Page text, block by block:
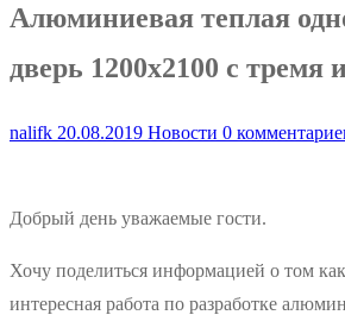
Алюминиевая теплая
дверь 1200х2100 с тремя
nalifk 20.08.2019 Новости 0
Добрый день уважаемые гости.
Хочу поделиться информацией о том
интересная работа по разработке